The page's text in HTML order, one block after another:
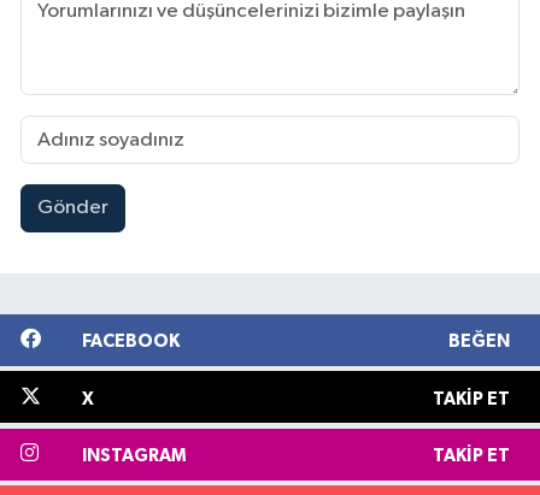
Gönder
FACEBOOK BEĞEN
X TAKIP ET
INSTAGRAM TAKIP ET